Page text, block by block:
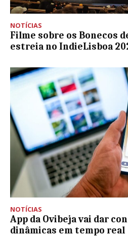
NOTÍCIAS
Filme sobre os Bonecos
estreia no IndieLisboa
NOTÍCIAS
App da Ovibeja vai dar
dinâmicas em tempo real